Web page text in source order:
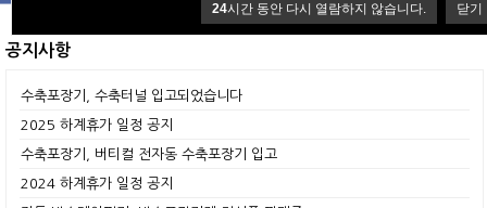
24시간 동안 다시 열람하지 않습니다. 닫기
공지사항
수축포장기, 수축터널 입고되었습니다
2025 하계휴가 일정 공지
수축포장기, 버티컬 전자동 수축포장기 입고
2024 하계휴가 일정 공지